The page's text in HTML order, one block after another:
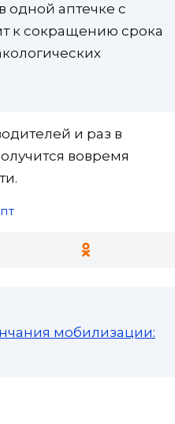
одной аптечке с
к сокращению срока
и раз в
вовремя
мобилизации: